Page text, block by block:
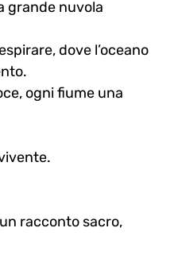
grande nuvola
dove l’oceano
ogni fiume una
racconto sacro,